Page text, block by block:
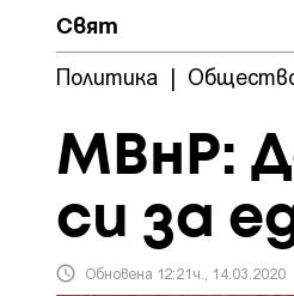
Свят
Политика |
МВнР:
си за
Обновена 12:21ч., 14.03.2020